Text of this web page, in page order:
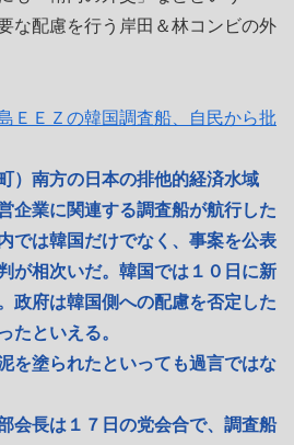
な配慮を行う岸田＆林コンビの外
ＥＥＺの韓国調査船、自民から批
）南方の日本の排他的経済水域
企業に関連する調査船が航行した
では韓国だけでなく、事案を公表
が相次いだ。韓国では１０日に新
政府は韓国側への配慮を否定した
たといえる。
を塗られたといっても過言ではな
会長は１７日の党会合で、調査船